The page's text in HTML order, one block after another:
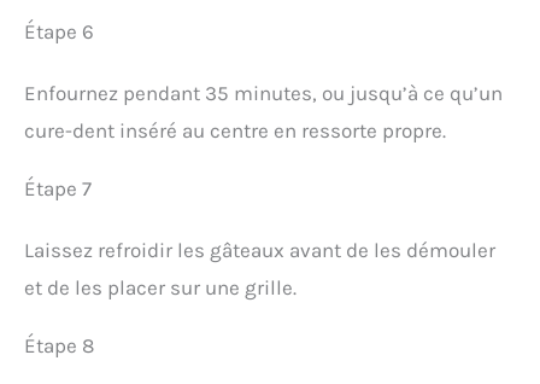
Étape 6
Enfournez pendant 35 minutes, ou jusqu’à ce qu’un
cure-dent inséré au centre en ressorte propre.
Étape 7
Laissez refroidir les gâteaux avant de les démouler
et de les placer sur une grille.
Étape 8